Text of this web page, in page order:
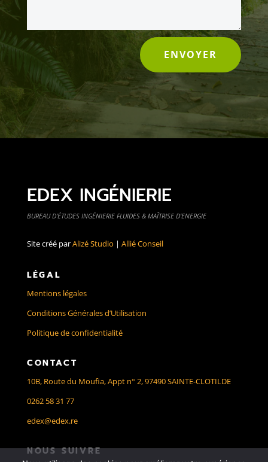
ENVOYER
EDEX INGÉNIERIE
BUREAU D’ÉTUDES INGÉNIERIE FLUIDES & MAÎTRISE D’ENERGIE
Site créé parAlizé Studio | Allié Conseil
LÉGAL
Mentions légales
Conditions Générales d’Utilisation
Politique de confidentialité
CONTACT
10B, Route du Moufia, Appt n° 2, 97490 SAINTE-CLOTILDE
0262 58 31 77
edex@edex.re
NOUS SUIVRE